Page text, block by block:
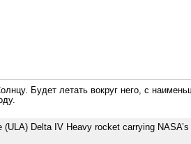
Будет летать вокруг него, с
(ULA) Delta IV Heavy rocket carrying